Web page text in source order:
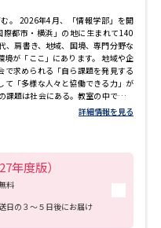
。 2026年4月、「情報学部」を開
都市・横浜」の地に生まれて140
、肩書き、地域、国境、専門分野な
が「ここ」にあります。 地域や企
で求められる「自ら課題を発見する
て「多様な人々と協働できる力」が
題は社会にある。教室の中ではな
」で、未来の社会で生きる力を育て
学問・知識を身につけ実践してい
は新たに情報学部を新設（設置構想
学として、更なる発展に向け取り組
けではない。身につけた知識を、社
用することで、新たな発想や多く
会で求められる「自ら課題を発見
そして「多様な人々と協働できる
詳細情報を見る
年度版）
料
日の３～５日後にお届け